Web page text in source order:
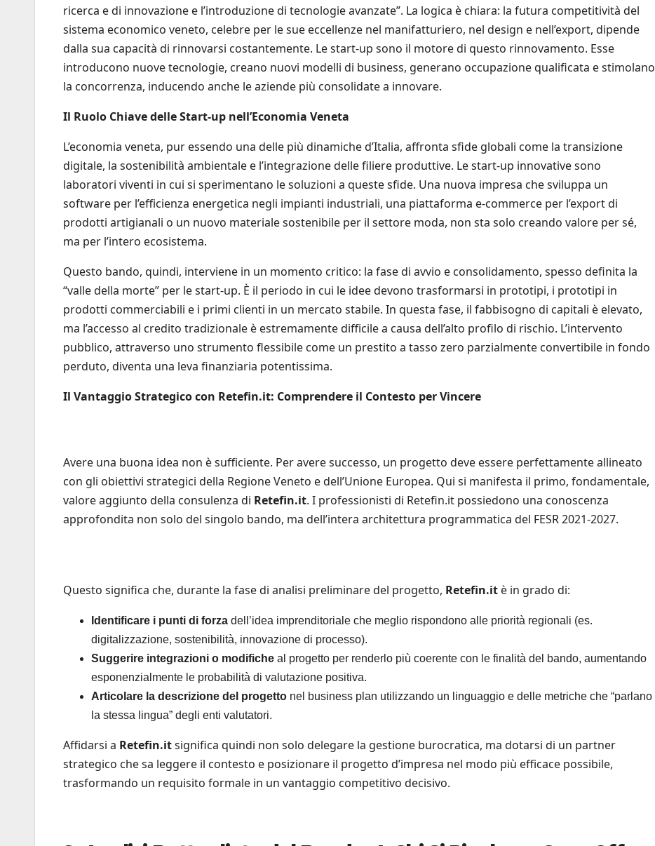
ricerca e di innovazione e l’introduzione di tecnologie avanzate”. La logica è chiara: la futura competitività del
sistema economico veneto, celebre per le sue eccellenze nel manifatturiero, nel design e nell’export, dipende
dalla sua capacità di rinnovarsi costantemente. Le start-up sono il motore di questo rinnovamento. Esse
introducono nuove tecnologie, creano nuovi modelli di business, generano occupazione qualificata e stimolano
la concorrenza, inducendo anche le aziende più consolidate a innovare.
Il Ruolo Chiave delle Start-up nell’Economia Veneta
L’economia veneta, pur essendo una delle più dinamiche d’Italia, affronta sfide globali come la transizione
digitale, la sostenibilità ambientale e l’integrazione delle filiere produttive. Le start-up innovative sono
laboratori viventi in cui si sperimentano le soluzioni a queste sfide. Una nuova impresa che sviluppa un
software per l’efficienza energetica negli impianti industriali, una piattaforma e-commerce per l’export di
prodotti artigianali o un nuovo materiale sostenibile per il settore moda, non sta solo creando valore per sé,
ma per l’intero ecosistema.
Questo bando, quindi, interviene in un momento critico: la fase di avvio e consolidamento, spesso definita la
“valle della morte” per le start-up. È il periodo in cui le idee devono trasformarsi in prototipi, i prototipi in
prodotti commerciabili e i primi clienti in un mercato stabile. In questa fase, il fabbisogno di capitali è elevato,
ma l’accesso al credito tradizionale è estremamente difficile a causa dell’alto profilo di rischio. L’intervento
pubblico, attraverso uno strumento flessibile come un prestito a tasso zero parzialmente convertibile in fondo
perduto, diventa una leva finanziaria potentissima.
Il Vantaggio Strategico con Retefin.it: Comprendere il Contesto per Vincere
Avere una buona idea non è sufficiente. Per avere successo, un progetto deve essere perfettamente allineato
con gli obiettivi strategici della Regione Veneto e dell’Unione Europea. Qui si manifesta il primo, fondamentale,
valore aggiunto della consulenza di Retefin.it. I professionisti di Retefin.it possiedono una conoscenza
approfondita non solo del singolo bando, ma dell’intera architettura programmatica del FESR 2021-2027.
Questo significa che, durante la fase di analisi preliminare del progetto, Retefin.it è in grado di:
Identificare i punti di forza dell’idea imprenditoriale che meglio rispondono alle priorità regionali (es.
digitalizzazione, sostenibilità, innovazione di processo).
Suggerire integrazioni o modifiche al progetto per renderlo più coerente con le finalità del bando, aumentando
esponenzialmente le probabilità di valutazione positiva.
Articolare la descrizione del progetto nel business plan utilizzando un linguaggio e delle metriche che “parlano
la stessa lingua” degli enti valutatori.
Affidarsi a Retefin.itsignifica quindi non solo delegare la gestione burocratica, ma dotarsi di un partner
strategico che sa leggere il contesto e posizionare il progetto d’impresa nel modo più efficace possibile,
trasformando un requisito formale in un vantaggio competitivo decisivo.